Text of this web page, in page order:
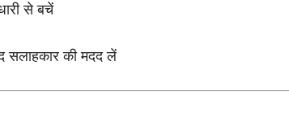
से बचें
सलाहकार की मदद लें